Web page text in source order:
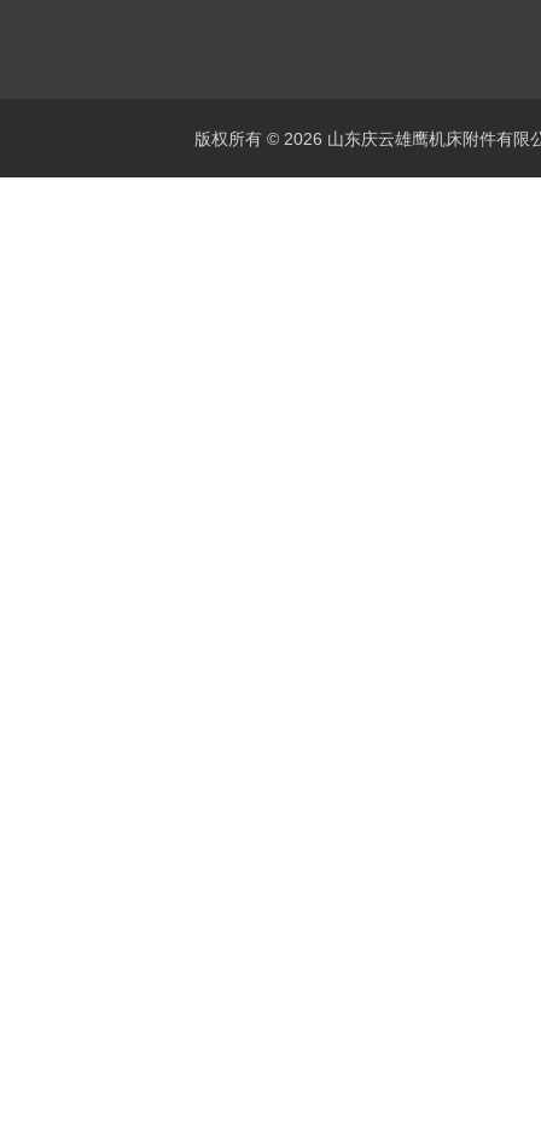
版权所有 © 2026 山东庆云雄鹰机床附件有